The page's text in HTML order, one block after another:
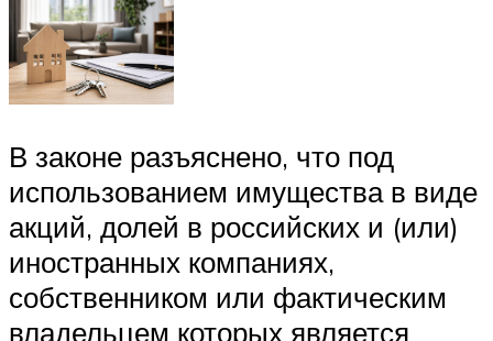
В законе разъяснено, что под
использованием имущества в виде
акций, долей в российских и (или)
иностранных компаниях,
собственником или фактическим
владельцем которых является